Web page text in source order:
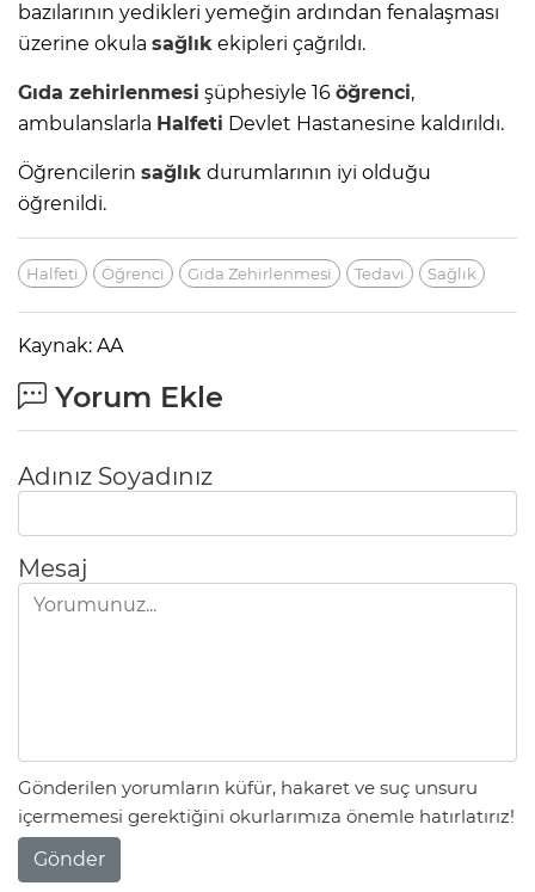
bazılarının yedikleri yemeğin ardından fenalaşması
üzerine okula sağlık ekipleri çağrıldı.
Gıda zehirlenmesi şüphesiyle 16 öğrenci,
ambulanslarla Halfeti Devlet Hastanesine kaldırıldı.
Öğrencilerin sağlık durumlarının iyi olduğu
öğrenildi.
Halfeti Öğrenci Gıda Zehirlenmesi Tedavi Sağlık
Kaynak: AA
Yorum Ekle
Adınız Soyadınız
Mesaj
Gönderilen yorumların küfür, hakaret ve suç unsuru
içermemesi gerektiğini okurlarımıza önemle hatırlatırız!
Gönder